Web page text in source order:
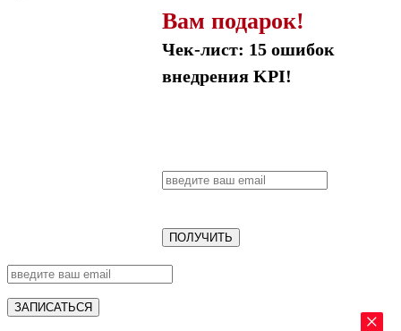
×
Вам подарок!
Чек-лист: 15 ошибок
внедрения KPI!
ПОЛУЧИТЬ
ЗАПИСАТЬСЯ